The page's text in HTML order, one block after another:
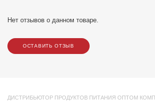
Нет отзывов о данном товаре.
ОСТАВИТЬ ОТЗЫВ
ДИСТРИБЬЮТОР ПРОДУКТОВ ПИТАНИЯ ОПТОМ